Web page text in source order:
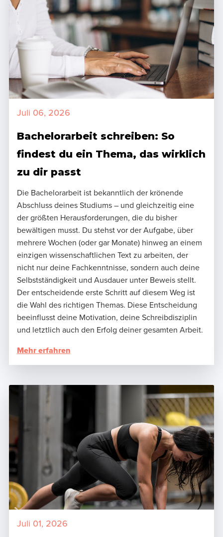
Juli 06, 2026
Bachelorarbeit schreiben: So
findest du ein Thema, das wirklich
zu dir passt
Die Bachelorarbeit ist bekanntlich der krönende
Abschluss deines Studiums – und gleichzeitig eine
der größten Herausforderungen, die du bisher
bewältigen musst. Du stehst vor der Aufgabe, über
mehrere Wochen (oder gar Monate) hinweg an einem
einzigen wissenschaftlichen Text zu arbeiten, der
nicht nur deine Fachkenntnisse, sondern auch deine
Selbstständigkeit und Ausdauer unter Beweis stellt.
Der entscheidende erste Schritt auf diesem Weg ist
die Wahl des richtigen Themas. Diese Entscheidung
beeinflusst deine Motivation, deine Schreibdisziplin
und letztlich auch den Erfolg deiner gesamten Arbeit.
Mehr erfahren
Juli 01, 2026